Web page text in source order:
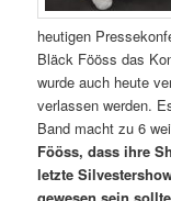
heutigen
Bläck Fööss das
wurde auch heute
verlassen werden.
Band macht zu 6
Fööss, dass ihre
letzte